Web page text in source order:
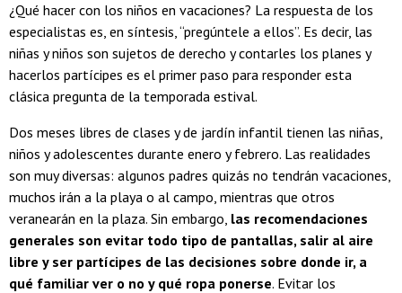
¿Qué hacer con los niños en vacaciones? La respuesta de los
especialistas es, en síntesis, “pregúntele a ellos”. Es decir, las
niñas y niños son sujetos de derecho y contarles los planes y
hacerlos partícipes es el primer paso para responder esta
clásica pregunta de la temporada estival.
Dos meses libres de clases y de jardín infantil tienen las niñas,
niños y adolescentes durante enero y febrero. Las realidades
son muy diversas: algunos padres quizás no tendrán vacaciones,
muchos irán a la playa o al campo, mientras que otros
veranearán en la plaza. Sin embargo, las recomendaciones
generales son evitar todo tipo de pantallas, salir al aire
libre y ser partícipes de las decisiones sobre donde ir, a
qué familiar ver o no y qué ropa ponerse. Evitar los